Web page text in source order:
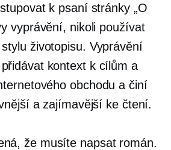
k psaní stránky „O
vyprávění, nikoli používat
životopisu. Vyprávění
kontext k cílům a
obchodu a činí
a zajímavější ke čtení.
že musíte napsat román.